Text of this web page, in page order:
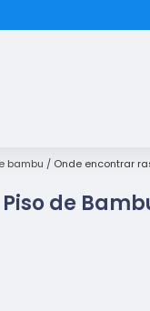
bambu Onde encontrar
de